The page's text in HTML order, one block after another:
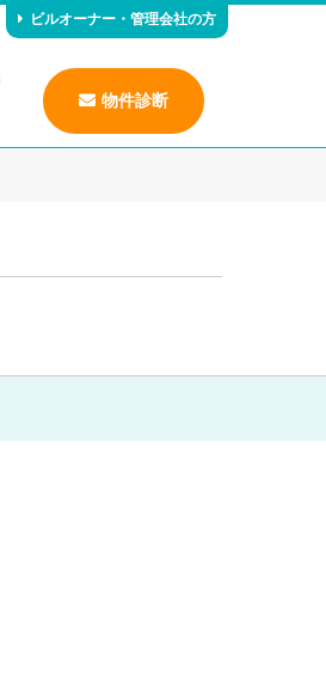
ビルオーナー・管理会社の方
物件診断